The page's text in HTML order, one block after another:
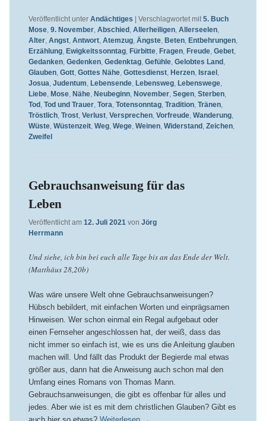
Veröffentlicht unter Andächtiges | Verschlagwortet mit 5. Buch
Mose, 9. November, Abschied, Allerheiligen, Allerseelen,
Alter, Angst, Antwort, Atemzug, Ängste, Beten, Entbehrungen,
Erzählung, Ewigkeitssonntag, Fürbitte, Fragen, Freude, Gebet,
Gedanken, Gedenken, Gedenktag, Gefühle, Gelobtes Land,
Glauben, Gott, Gottes Nähe, Gottesdienst, Herzen, Israel,
Josua Judentum Lebensende, Lebensweg, Lebenswege,
Liebe, Mose, Nähe, Neubeginn, November, Segen, Sterben,
Tod, Tod und Trauer, Tora Totensonntag, Tradition, Tränen,
Tröstlich, Trost, Verlust, Versprechen, Vorfreude, Wanderung,
Wüste, Wüstenzeit, Weg, Wege, Weinen, Widerstand, Zeichen,
Zweifel
Gebrauchsanweisung für das
Leben
Veröffentlicht am 12. Juli 2021 von Jörg
Herrmann
Und siehe, ich bin bei euch alle Tage bis an das Ende der Welt.
(Matthäus 28,20b)
Was wäre unsere Welt ohne Gebrauchsanweisungen?
Hübsch bebildert, mit einfachen Worten und einprägsamen
Hinweisen. Wer schon einmal ein Regal aufgebaut oder
einen Fernseher angeschlossen hat, der weiß, dass das
nicht immer so einfach ist, wie es uns die Anleitung glauben
machen will. Und fällt das Produkt der Begierde mal etwas
größer aus, dann hat die Anweisung auch schon mal den
Umfang eines Romans von Thomas Mann.
Gebrauchsanweisungen, die gibt es offenbar für alles und
jedes. Aber wie ist es mit dem christlichen Glauben? Gibt es